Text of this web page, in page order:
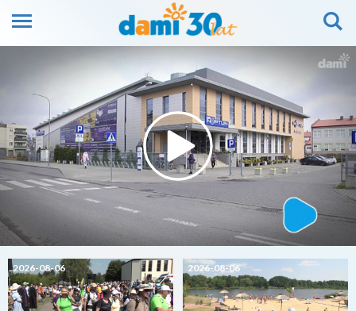
2026-08-06 2026-08-06